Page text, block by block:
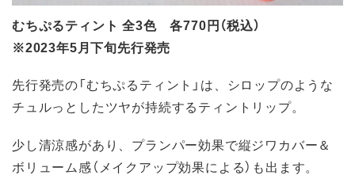
むちぷるティント 全3色 各770円（税込）
※2023年5月下旬先行発売
先行発売の「むちぷるティント」は、シロップのような
チュルっとしたツヤが持続するティントリップ。
少し清涼感があり、プランパー効果で縦ジワカバー＆
ボリューム感（メイクアップ効果による）も出ます。